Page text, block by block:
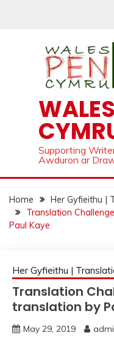
Supporting
Awduron ar
Home
Her Gyfieithu |
Translation
Paul Kaye
Her Gyfieithu |
Translation
translation by
May 29, 2019